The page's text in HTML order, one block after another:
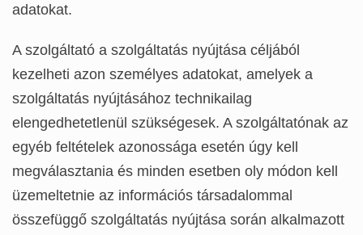
adatokat.
A szolgáltató a szolgáltatás nyújtása céljából
kezelheti azon személyes adatokat, amelyek a
szolgáltatás nyújtásához technikailag
elengedhetetlenül szükségesek. A szolgáltatónak az
egyéb feltételek azonossága esetén úgy kell
megválasztania és minden esetben oly módon kell
üzemeltetnie az információs társadalommal
összefüggő szolgáltatás nyújtása során alkalmazott